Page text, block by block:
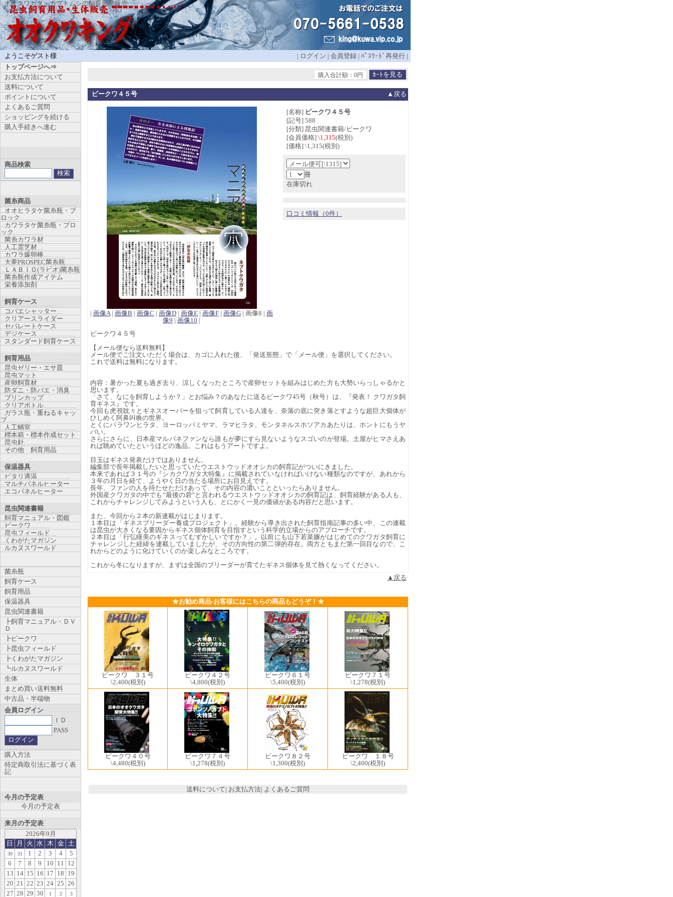
オオクワガタ・カブトムシの飼育用品販売
ようこそゲスト様 | ログイン | 会員登録 | ﾊﾟｽﾜｰﾄﾞ再発行 |
購入合計額：0円
ビークワ４５号 ▲戻る
| 画像A| 画像B | 画像C | 画像D | 画像E | 画像F | 画像G | 画像8 | 画
像9 | 画像10 |
[名称] ビークワ４５号
[記号] 588
[分類] 昆虫関連書籍/ビークワ
[会員価格] \1,315(税別)
[価格] \1,315(税別)
冊
在庫切れ
口コミ情報（0件）
ビークワ４５号
【メール便なら送料無料】
メール便でご注文いただく場合は、カゴに入れた後、「発送形態」で「メール便」を選択してください。
これで送料は無料になります。
内容：暑かった夏も過ぎ去り、涼しくなったところで産卵セットを組みはじめた方も大勢いらっしゃるかと
思います。
「さて、なにを飼育しようか？」とお悩み？のあなたに送るビークワ45号（秋号）は、『発表！ クワガタ飼
育ギネス』です。
今回も虎視眈々とギネスオーバーを狙って飼育している人達を、奈落の底に突き落とすような超巨大個体が
ひしめく阿鼻叫喚の世界。
とくにパラワンヒラタ、ヨーロッパミヤマ、ラマヒラタ、モンタネルスホソアカあたりは、ホントにもうヤ
バい。
さらにさらに、日本産マルバネファンなら誰もが夢にすら見ないようなスゴいのが登場。土屋がヒマさえあ
れば眺めていたというほどの逸品。これはもうアートですよ。
目玉はギネス発表だけではありません。
編集部で長年掲載したいと思っていたウエストウッドオオシカの飼育記がついにきました。
本来であれば３１号の『シカクワガタ大特集』に掲載されていなければいけない種類なのですが、あれから
３年の月日を経て、ようやく日の当たる場所にお目見えです。
長年、ファンの人を待たせただけあって、その内容の濃いことといったらありません。
外国産クワガタの中でも“最後の砦”と言われるウエストウッドオオシカの飼育記は、飼育経験がある人も、
これからチャレンジしてみようという人も、とにかく一見の価値がある内容だと思います。
また、今回から２本の新連載がはじまります。
１本目は「ギネスブリーダー養成プロジェクト」。経験から導き出された飼育指南記事の多い中、この連載
は昆虫が大きくなる要因からギネス個体飼育を目指すという科学的立場からのアプローチです。
２本目は「行弘瞳美のギネスってむずかしいですか？」。以前にも山下若菜嬢がはじめてのクワガタ飼育に
チャレンジした経緯を連載していましたが、その方向性の第二弾的存在。両方ともまだ第一回目なので、こ
れからどのように化けていくのか楽しみなところです。
これから冬になりますが、まずは全国のブリーダーが育てたギネス個体を見て熱くなってください。
▲戻る
★お勧め商品-お客様にはこちらの商品もどうぞ！★
ビークワ ３１号
\2,400(税別)
ビークワ４２号
\4,800(税別)
ビークワ６１号
\5,400(税別)
ビークワ７１号
\1,278(税別)
ビークワ４０号
\4,480(税別)
ビークワ７４号
\1,278(税別)
ビークワ８２号
\1,300(税別)
ビークワ １８号
\2,400(税別)
送料について| お支払方法| よくあるご質問
トップページへ⇒
お支払方法について
送料について
ポイントについて
よくあるご質問
ショッピングを続ける
購入手続きへ進む
商品検索
菌糸商品
オオヒラタケ菌糸瓶・ブ
ロック
カワラタケ菌糸瓶・ブロ
ック
菌糸カワラ材
人工霊芝材
カワラ爆卵棒
大夢PROSPEC菌糸瓶
ＬＡＢＩＯ(ラビオ)菌糸瓶
菌糸瓶作成アイテム
栄養添加剤
飼育ケース
コバエシャッター
クリアースライダー
セパレートケース
デジケース
スタンダード飼育ケース
飼育用品
昆虫ゼリー・エサ皿
昆虫マット
産卵飼育材
防ダニ・防バエ・消臭
プリンカップ
クリアボトル
ガラス瓶・重ねるキャッ
プ
人工蛹室
標本箱・標本作成セット
昆虫針
その他 飼育用品
保温器具
ピタリ適温
マルチパネルヒーター
エコパネルヒーター
昆虫関連書籍
飼育マニュアル・図鑑
ビークワ
昆虫フィールド
くわがたマガジン
ルカヌスワールド
菌糸瓶
飼育ケース
飼育用品
保温器具
昆虫関連書籍
┣飼育マニュアル・ＤＶ
Ｄ
┣ビークワ
┣昆虫フィールド
┣くわがたマガジン
┗ルカヌスワールド
生体
まとめ買い送料無料
中古品・半端物
会員ログイン
ＩＤ
PASS
購入方法
特定商取引法に基づく表
記
今月の予定表
今月の予定表
来月の予定表
2026年9月
日
月 火 水 木 金 土
30 31 1 2 3 4
5
6
7 8 9 10 11
12
13 14 15 16 17 18 19
20 21 22 23 24 25 26
27 28 29 30 1 2 3